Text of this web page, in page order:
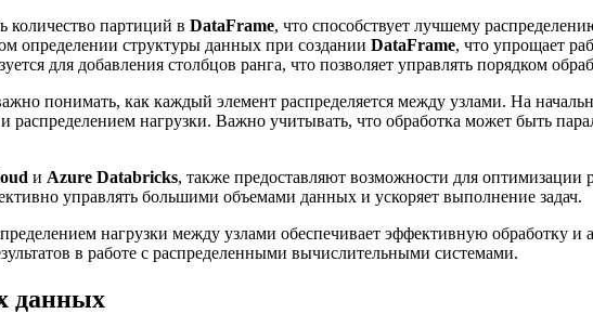
количество партиций в DataFrame, что способствует лучшему
определении структуры данных при создании DataFrame, что упрощает
для добавления столбцов ранга, что позволяет управлять порядком
понимать, как каждый элемент распределяется между узлами. На
распределением нагрузки. Важно учитывать, что обработка может быть
и Azure Databricks, также предоставляют возможности для
управлять большими объемами данных и ускоряет выполнение задач.
нагрузки между узлами обеспечивает эффективную
в работе с распределенными вычислительными системами.
данных